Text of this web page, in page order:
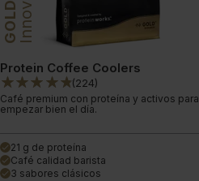
GOLD
Protein Coffee Coolers
(224)
Café premium con proteína y activos para
empezar bien el día.
done 21 g de proteína
done Café calidad barista
done 3 sabores clásicos